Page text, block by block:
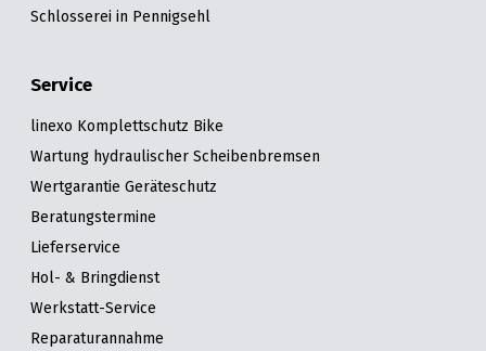
Schlosserei in Pennigsehl
Service
linexo Komplettschutz Bike
Wartung hydraulischer Scheibenbremsen
Wertgarantie Geräteschutz
Beratungstermine
Lieferservice
Hol- & Bringdienst
Werkstatt-Service
Reparaturannahme